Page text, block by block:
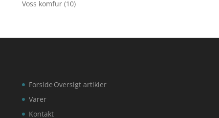
Voss komfur (10)
Forside
Varer
Kontakt
Oversigt artikler